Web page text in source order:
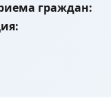
граждан: